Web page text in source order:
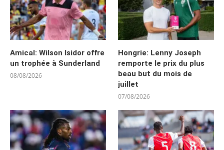
Amical: Wilson Isidor offre
un trophée à Sunderland
08/08/2026
Hongrie: Lenny Joseph
remporte le prix du plus
beau but du mois de
juillet
07/08/2026